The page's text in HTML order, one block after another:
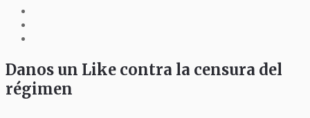
Danos un Like contra la censura del
régimen